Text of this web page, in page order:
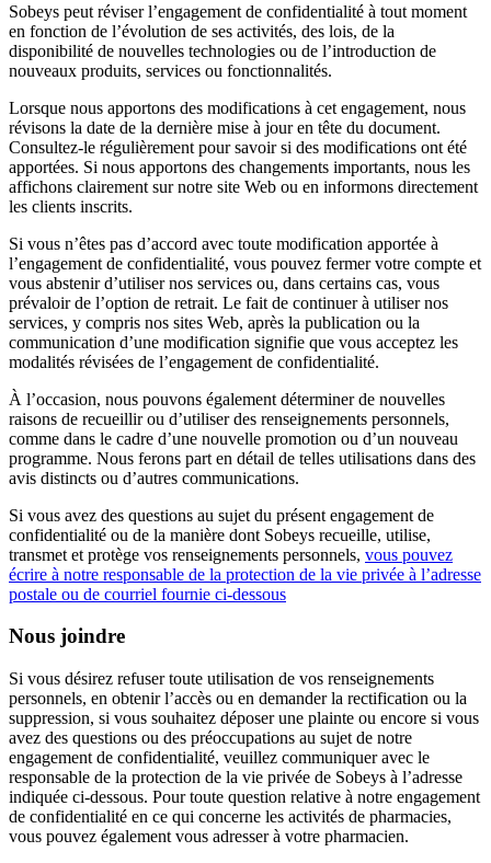
Sobeys peut réviser l’engagement de confidentialité à tout moment
en fonction de l’évolution de ses activités, des lois, de la
disponibilité de nouvelles technologies ou de l’introduction de
nouveaux produits, services ou fonctionnalités.
Lorsque nous apportons des modifications à cet engagement, nous
révisons la date de la dernière mise à jour en tête du document.
Consultez-le régulièrement pour savoir si des modifications ont été
apportées. Si nous apportons des changements importants, nous les
affichons clairement sur notre site Web ou en informons directement
les clients inscrits.
Si vous n’êtes pas d’accord avec toute modification apportée à
l’engagement de confidentialité, vous pouvez fermer votre compte et
vous abstenir d’utiliser nos services ou, dans certains cas, vous
prévaloir de l’option de retrait. Le fait de continuer à utiliser nos
services, y compris nos sites Web, après la publication ou la
communication d’une modification signifie que vous acceptez les
modalités révisées de l’engagement de confidentialité.
À l’occasion, nous pouvons également déterminer de nouvelles
raisons de recueillir ou d’utiliser des renseignements personnels,
comme dans le cadre d’une nouvelle promotion ou d’un nouveau
programme. Nous ferons part en détail de telles utilisations dans des
avis distincts ou d’autres communications.
Si vous avez des questions au sujet du présent engagement de
confidentialité ou de la manière dont Sobeys recueille, utilise,
transmet et protège vos renseignements personnels, vous pouvez
écrire à notre responsable de la protection de la vie privée à l’adresse
postale ou de courriel fournie ci-dessous
Nous joindre
Si vous désirez refuser toute utilisation de vos renseignements
personnels, en obtenir l’accès ou en demander la rectification ou la
suppression, si vous souhaitez déposer une plainte ou encore si vous
avez des questions ou des préoccupations au sujet de notre
engagement de confidentialité, veuillez communiquer avec le
responsable de la protection de la vie privée de Sobeys à l’adresse
indiquée ci-dessous. Pour toute question relative à notre engagement
de confidentialité en ce qui concerne les activités de pharmacies,
vous pouvez également vous adresser à votre pharmacien.